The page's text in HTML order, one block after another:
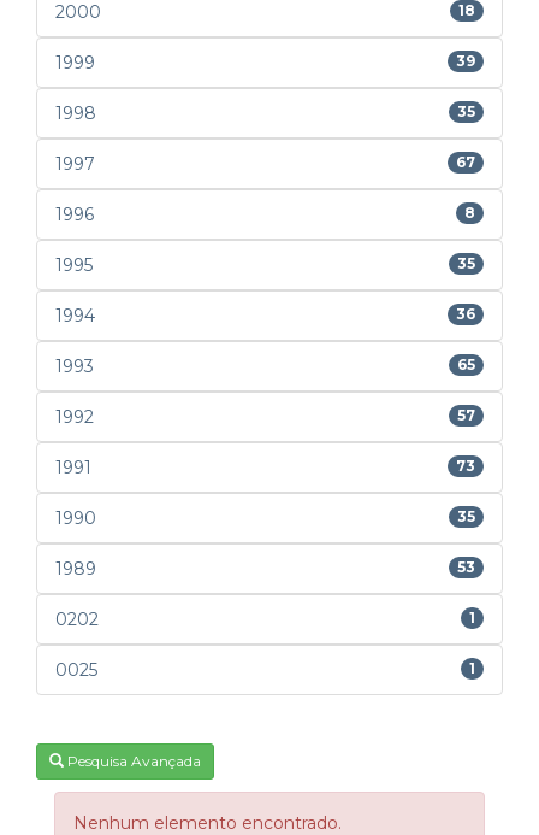
2000 18
1999 39
1998 35
1997 67
1996 8
1995 35
1994 36
1993 65
1992 57
1991 73
1990 35
1989 53
0202 1
0025 1
Pesquisa Avançada
Nenhum elemento encontrado.